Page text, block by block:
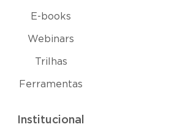
E-books
Webinars
Trilhas
Ferramentas
Institucional